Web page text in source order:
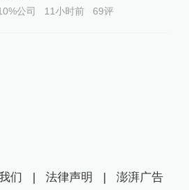
公司 11小时前 69评
们 | 法律声明 | 澎湃广告